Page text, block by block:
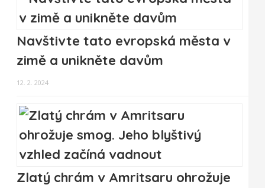
Navštivte tato evropská města v
zimě a unikněte davům
12. 2. 2024
Zlatý chrám v Amritsaru ohrožuje